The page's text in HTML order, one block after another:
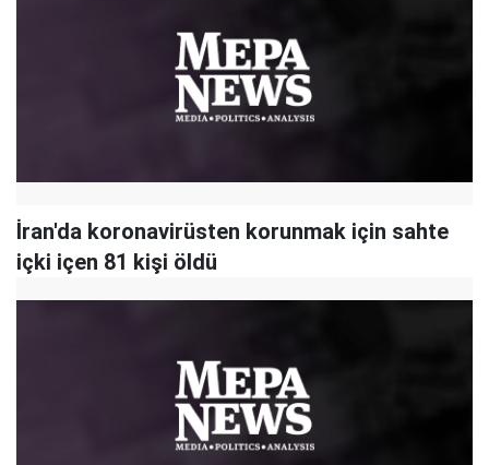
İran'da koronavirüsten korunmak için sahte
içki içen 81 kişi öldü